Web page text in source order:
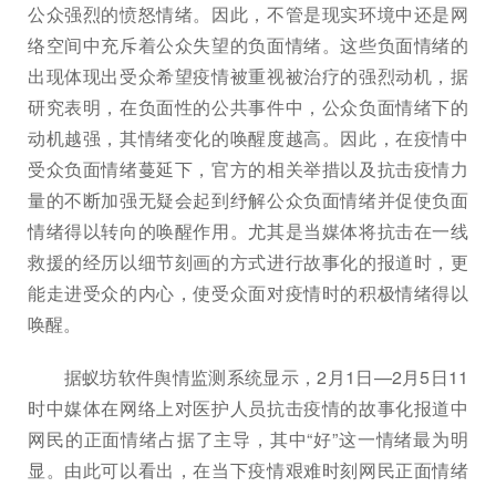
公众强烈的愤怒情绪。因此，不管是现实环境中还是网
络空间中充斥着公众失望的负面情绪。这些负面情绪的
出现体现出受众希望疫情被重视被治疗的强烈动机，据
研究表明，在负面性的公共事件中，公众负面情绪下的
动机越强，其情绪变化的唤醒度越高。因此，在疫情中
受众负面情绪蔓延下，官方的相关举措以及抗击疫情力
量的不断加强无疑会起到纾解公众负面情绪并促使负面
情绪得以转向的唤醒作用。尤其是当媒体将抗击在一线
救援的经历以细节刻画的方式进行故事化的报道时，更
能走进受众的内心，使受众面对疫情时的积极情绪得以
唤醒。
据蚁坊软件舆情监测系统显示，2月1日—2月5日11
时中媒体在网络上对医护人员抗击疫情的故事化报道中
网民的正面情绪占据了主导，其中“好”这一情绪最为明
显。由此可以看出，在当下疫情艰难时刻网民正面情绪